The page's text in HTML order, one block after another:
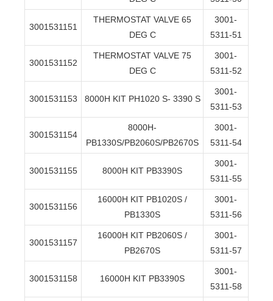
3001531151
THERMOSTAT VALVE 65
DEG C
3001-
5311-51
3001531152
THERMOSTAT VALVE 75
DEG C
3001-
5311-52
3001531153 8000H KIT PH1020 S- 3390 S
3001-
5311-53
3001531154
8000H-
PB1330S/PB2060S/PB2670S
3001-
5311-54
3001531155 8000H KIT PB3390S
3001-
5311-55
3001531156
16000H KIT PB1020S /
PB1330S
3001-
5311-56
3001531157
16000H KIT PB2060S /
PB2670S
3001-
5311-57
3001531158 16000H KIT PB3390S
3001-
5311-58